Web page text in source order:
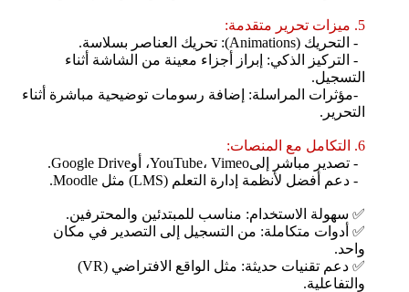
5. ميزات تحرير متقدمة:
- التحريك (Animations): تحريك العناصر بسلاسة.
- التركيز الذكي: إبراز أجزاء معينة من الشاشة أثناء
التسجيل.
-مؤثرات المراسلة: إضافة رسومات توضيحية مباشرة أثناء
التحرير.
6. التكامل مع المنصات:
- تصدير مباشر إلىYouTube، Vimeo، أوGoogle Drive.
- دعم أفضل لأنظمة إدارة التعلم (LMS) مثل Moodle.
✅ سهولة الاستخدام: مناسب للمبتدئين والمحترفين.
✅ أدوات متكاملة: من التسجيل إلى التصدير في مكان
واحد.
✅ دعم تقنيات حديثة: مثل الواقع الافتراضي (VR)
والتفاعلية.